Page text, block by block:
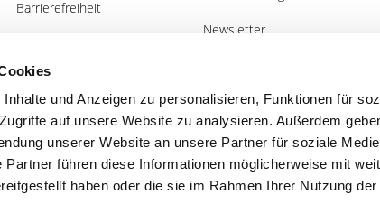
und Anzeigen zu personalisieren, Funktionen für
auf unsere Website zu analysieren. Außerdem
unserer Website an unsere Partner für soziale
Partner führen diese Informationen möglicherweise mit
haben oder die sie im Rahmen Ihrer Nutzung
Barrierefreiheit
Newsletter
Planung vom Profi Qualität